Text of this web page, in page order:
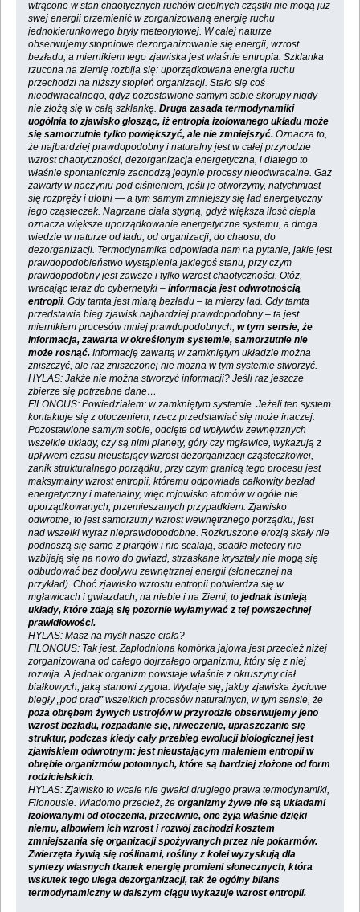
wtrącone w stan chaotycznych ruchów cieplnych cząstki nie mogą już
swej energii przemienić w zorganizowaną energię ruchu
jednokierunkowego bryły meteorytowej. W całej naturze
obserwujemy stopniowe dezorganizowanie się energii, wzrost
bezładu, a miernikiem tego zjawiska jest właśnie entropia. Szklanka
rzucona na ziemię rozbija się: uporządkowana energia ruchu
przechodzi na niższy stopień organizacji. Stało się coś
nieodwracalnego, gdyż pozostawione samym sobie skorupy nigdy
nie złożą się w całą szklankę. Druga zasada termodynamiki
uogólnia to zjawisko głosząc, iż entropia izolowanego układu może
się samorzutnie tylko powiększyć, ale nie zmniejszyć.Oznacza to,
że najbardziej prawdopodobny i naturalny jest w całej przyrodzie
wzrost chaotyczności, dezorganizacja energetyczna, i dlatego to
właśnie spontanicznie zachodzą jedynie procesy nieodwracalne. Gaz
zawarty w naczyniu pod ciśnieniem, jeśli je otworzymy, natychmiast
się rozpręży i ulotni — a tym samym zmniejszy się ład energetyczny
jego cząsteczek. Nagrzane ciała stygną, gdyż większa ilość ciepła
oznacza większe uporządkowanie energetyczne systemu, a droga
wiedzie w naturze od ładu, od organizacji, do chaosu, do
dezorganizacji. Termodynamika odpowiada nam na pytanie, jakie jest
prawdopodobieństwo wystąpienia jakiegoś stanu, przy czym
prawdopodobny jest zawsze i tylko wzrost chaotyczności. Otóż,
wracając teraz do cybernetyki – informacja jest odwrotnością
entropii. Gdy tamta jest miarą bezładu – ta mierzy ład. Gdy tamta
przedstawia bieg zjawisk najbardziej prawdopodobny – ta jest
miernikiem procesów mniej prawdopodobnych, w tym sensie, że
informacja, zawarta w określonym systemie, samorzutnie nie
może rosnąć.Informację zawartą w zamkniętym układzie można
zniszczyć, ale raz zniszczonej nie można w tym systemie stworzyć.
HYLAS: Jakże nie można stworzyć informacji? Jeśli raz jeszcze
zbierze się potrzebne dane…
FILONOUS: Powiedziałem: w zamkniętym systemie. Jeżeli ten system
kontaktuje się z otoczeniem, rzecz przedstawiać się może inaczej.
Pozostawione samym sobie, odcięte od wpływów zewnętrznych
wszelkie układy, czy są nimi planety, góry czy mgławice, wykazują z
upływem czasu nieustający wzrost dezorganizacji cząsteczkowej,
zanik strukturalnego porządku, przy czym granicą tego procesu jest
maksymalny wzrost entropii, któremu odpowiada całkowity bezład
energetyczny i materialny, więc rojowisko atomów w ogóle nie
uporządkowanych, przemieszanych przypadkiem. Zjawisko
odwrotne, to jest samorzutny wzrost wewnętrznego porządku, jest
nad wszelki wyraz nieprawdopodobne. Rozkruszone erozją skały nie
podnoszą się same z piargów i nie scalają, spadłe meteory nie
wzbijają się na nowo do gwiazd, strzaskane kryształy nie mogą się
odbudować bez dopływu zewnętrznej energii (słonecznej na
przykład). Choć zjawisko wzrostu entropii potwierdza się w
mgławicach i gwiazdach, na niebie i na Ziemi, to jednak istnieją
układy, które zdają się pozornie wyłamywać z tej powszechnej
prawidłowości.
HYLAS: Masz na myśli nasze ciała?
FILONOUS: Tak jest. Zapłodniona komórka jajowa jest przecież niżej
zorganizowana od całego dojrzałego organizmu, który się z niej
rozwija. A jednak organizm powstaje właśnie z okruszyny ciał
białkowych, jaką stanowi zygota. Wydaje się, jakby zjawiska życiowe
biegły „pod prąd” wszelkich procesów naturalnych, w tym sensie, że
poza obrębem żywych ustrojów w przyrodzie obserwujemy jeno
wzrost bezładu, rozpadanie się, niweczenie, upraszczanie się
struktur, podczas kiedy cały przebieg ewolucji biologicznej jest
zjawiskiem odwrotnym: jest nieustającym maleniem entropii w
obrębie organizmów potomnych, które są bardziej złożone od form
rodzicielskich.
HYLAS: Zjawisko to wcale nie gwałci drugiego prawa termodynamiki,
Filonousie. Wiadomo przecież, że organizmy żywe nie są układami
izolowanymi od otoczenia, przeciwnie, one żyją właśnie dzięki
niemu, albowiem ich wzrost i rozwój zachodzi kosztem
zmniejszania się organizacji spożywanych przez nie pokarmów.
Zwierzęta żywią się roślinami, rośliny z kolei wyzyskują dla
syntezy własnych tkanek energię promieni słonecznych, która
wskutek tego ulega dezorganizacji, tak że ogólny bilans
termodynamiczny w dalszym ciągu wykazuje wzrost entropii.